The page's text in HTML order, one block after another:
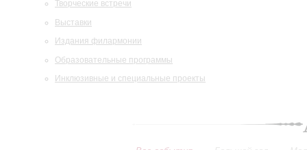
Творческие встречи
Выставки
Издания филармонии
Образовательные программы
Инклюзивные и специальные проекты